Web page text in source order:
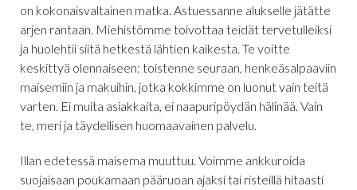
on kokonaisvaltainen matka. Astuessanne alukselle jätätte
arjen rantaan. Miehistömme toivottaa teidät tervetulleiksi
ja huolehtii siitä hetkestä lähtien kaikesta. Te voitte
keskittyä olennaiseen: toistenne seuraan, henkeäsalpaaviin
maisemiin ja makuihin, jotka kokkimme on luonut vain teitä
varten. Ei muita asiakkaita, ei naapuripöydän hälinää. Vain
te, meri ja täydellisen huomaavainen palvelu.
Illan edetessä maisema muuttuu. Voimme ankkuroida
suojaisaan poukamaan pääruoan ajaksi tai risteillä hitaasti